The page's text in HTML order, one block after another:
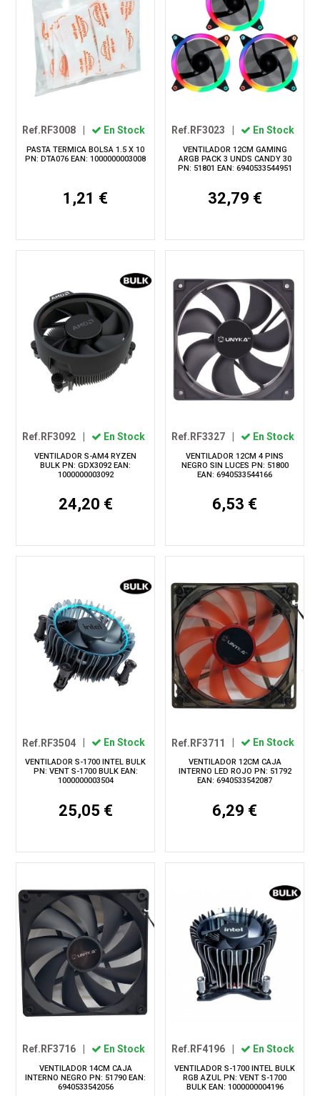
Ref.RF3008 En Stock
PASTA TERMICA BOLSA 1.5 X 10
PN: DTA076 EAN: 1000000003008
1,21 €
Ref.RF3023 En Stock
VENTILADOR 12CM GAMING
ARGB PACK 3 UNDS CANDY 30
PN: 51801 EAN: 6940533544951
32,79 €
Ref.RF3092 | En Stock
VENTILADOR S-AM4 RYZEN
BULK PN: GDX3092 EAN:
1000000003092
24,20 €
Ref.RF3327 | En Stock
VENTILADOR 12CM 4 PINS
NEGRO SIN LUCES PN: 51800
EAN: 6940533544166
6,53 €
Ref.RF3504 En Stock
VENTILADOR S-1700 INTEL BULK
PN: VENT S-1700 BULK EAN:
1000000003504
25,05 €
Ref.RF3711 En Stock
VENTILADOR 12CM CAJA
INTERNO LED ROJO PN: 51792
EAN: 6940533542087
6,29 €
Ref.RF3716 En Stock
VENTILADOR 14CM CAJA
INTERNO NEGRO PN: 51790 EAN:
6940533542056
Ref.RF4196 En Stock
VENTILADOR S-1700 INTEL BULK
RGB AZUL PN: VENT S-1700
BULK EAN: 1000000004196